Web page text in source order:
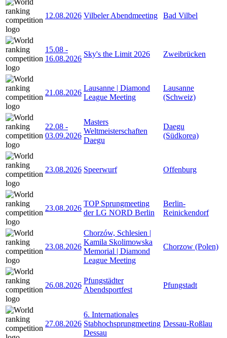
12.08.2026 Vilbeler Abendmeeting Bad Vilbel
15.08 -
16.08.2026
Sky's the Limit 2026 Zweibrücken
21.08.2026
Lausanne | Diamond
League Meeting
Lausanne
(Schweiz)
22.08 -
03.09.2026
Masters
Weltmeisterschaften
Daegu
Daegu
(Südkorea)
23.08.2026 Speerwurf Offenburg
23.08.2026
TOP Sprungmeeting
der LG NORD Berlin
Berlin-
Reinickendorf
23.08.2026
Chorzów, Schlesien |
Kamila Skolimowska
Memorial | Diamond
League Meeting
Chorzow (Polen)
26.08.2026
Pfungstädter
Abendsportfest
Pfungstadt
27.08.2026
6. Internationales
Stabhochsprungmeeting
Dessau
Dessau-Roßlau